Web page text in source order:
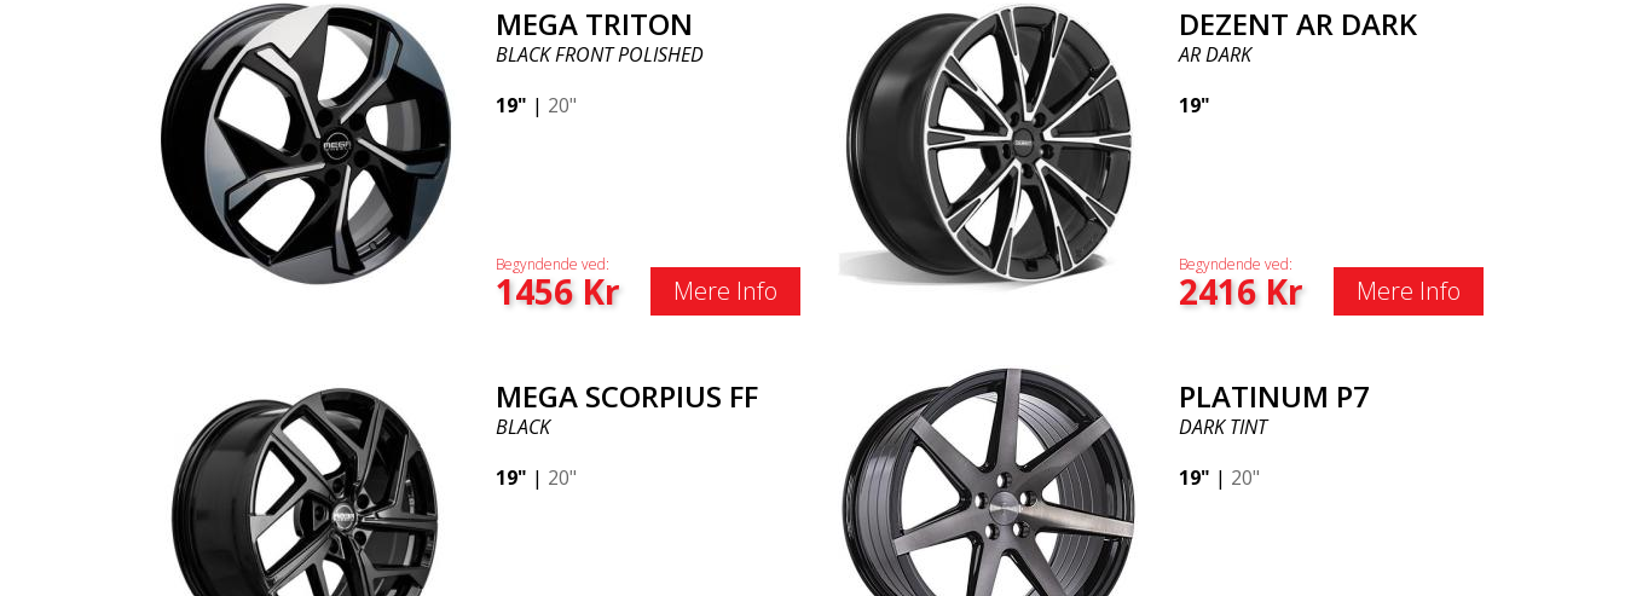
MEGA TRITON
BLACK FRONT POLISHED
19" | 20"
Begyndende ved:
1456Kr Mere Info
DEZENT AR DARK
AR DARK
19"
Begyndende ved:
2416Kr Mere Info
MEGA SCORPIUS FF
BLACK
19" | 20"
PLATINUM P7
DARK TINT
19" | 20"